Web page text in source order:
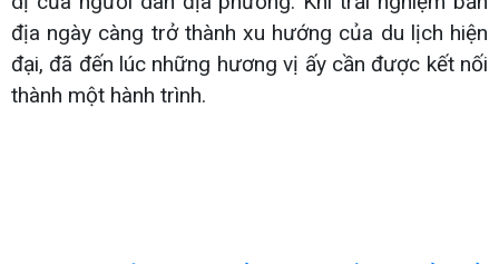
địa ngày càng trở thành xu hướng của du lịch hiện
đại, đã đến lúc những hương vị ấy cần được kết nối
thành một hành trình.